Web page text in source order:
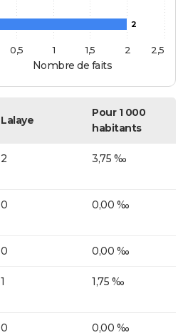
Nombre de faits
2
0,5 1 1,5 2 2,5
Lalaye
Pour 1 000
habitants
2 3,75 ‰
0 0,00 ‰
0 0,00 ‰
1 1,75 ‰
0 0,00 ‰